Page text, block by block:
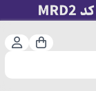
سبد